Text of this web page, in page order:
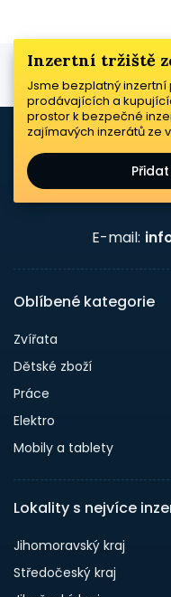
Inzertní tržiště
Jsme bezplatný
prodávajících a
prostor k bezpečné
zajímavých inzerátů ze
E-mail:
Oblíbené kategorie
Zvířata
Dětské zboží
Práce
Elektro
Mobily a tablety
Lokality s nejvíce
Jihomoravský kraj
Středočeský kraj